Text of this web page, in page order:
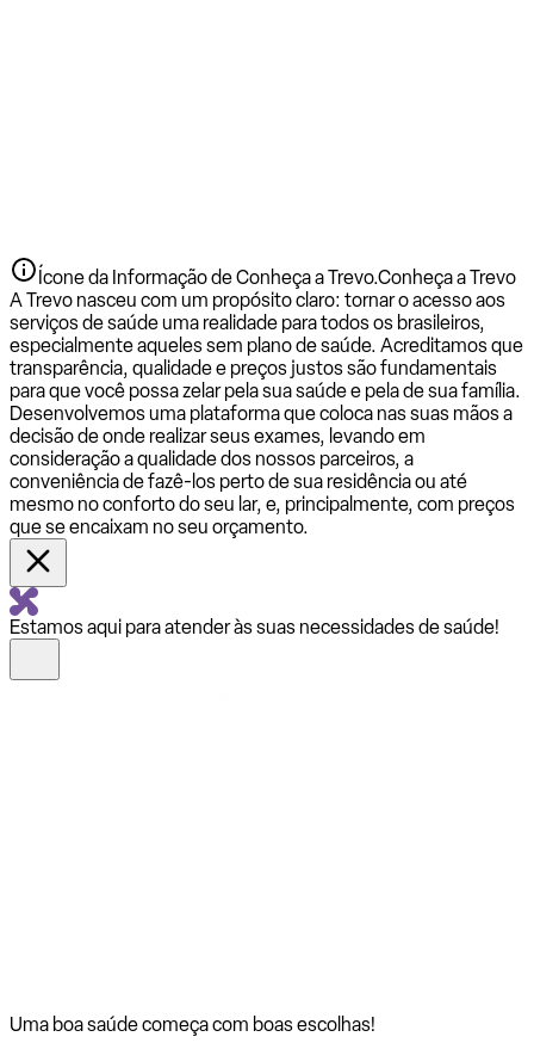
Ícone da Informação de Conheça a Trevo.Conheça a Trevo
A Trevo nasceu com um propósito claro: tornar o acesso aos
serviços de saúde uma realidade para todos os brasileiros,
especialmente aqueles sem plano de saúde. Acreditamos que
transparência, qualidade e preços justos são fundamentais
para que você possa zelar pela sua saúde e pela de sua família.
Desenvolvemos uma plataforma que coloca nas suas mãos a
decisão de onde realizar seus exames, levando em
consideração a qualidade dos nossos parceiros, a
conveniência de fazê-los perto de sua residência ou até
mesmo no conforto do seu lar, e, principalmente, com preços
que se encaixam no seu orçamento.
Estamos aqui para atender às suas necessidades de saúde!
Uma boa saúde começa com boas escolhas!